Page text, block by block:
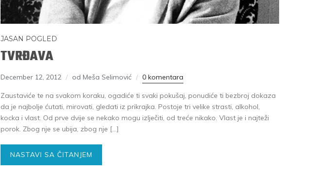
JASAN POGLED
TVRĐAVA
December 12, 2012 od Meša Selimović 0 komentara
Zaustaviće te na svakom koraku, ogadiće ti svaki pokušaj, ponudiće ti bezbroj dokaza
da je najbolje ćutati, mirovati, gledati iz prikrajka. Postoje tri velike strasti, alkohol,
kocka i vlast. Od prve dvije se nekako mogu izlječiti, od treće nikako. Vlast je i najteži
porok. Zbog nje se ubija, zbog nje […]
NASTAVI SA ČITANJEM